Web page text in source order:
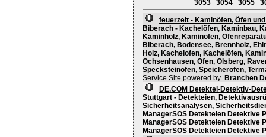
3053
3054 3055
feuerzeit - Kaminöfen, Öfen
Biberach - Kachelöfen, Kaminbau,
Kaminholz, Kaminöfen,
Biberach, Bodensee, Brennholz,
Holz, Kachelofen, Kachelöfen,
Ochsenhausen, Ofen, Olsberg,
Specksteinofen, Speicherofen,
Service Site powered by Branchen
DE.COM Detektei-Detektiv-
Stuttgart - Detekteien,
Sicherheitsanalysen,
ManagerSOS Detekteien
ManagerSOS Detekteien
ManagerSOS Detekteien